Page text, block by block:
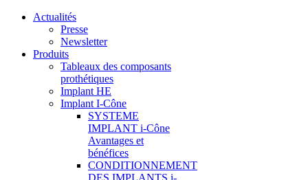
Actualités
Presse
Newsletter
Produits
Tableaux des composants
prothétiques
Implant HE
Implant I-Cône
SYSTEME
IMPLANT i-Cône
Avantages et
bénéfices
CONDITIONNEMENT
DES IMPLANTS i-